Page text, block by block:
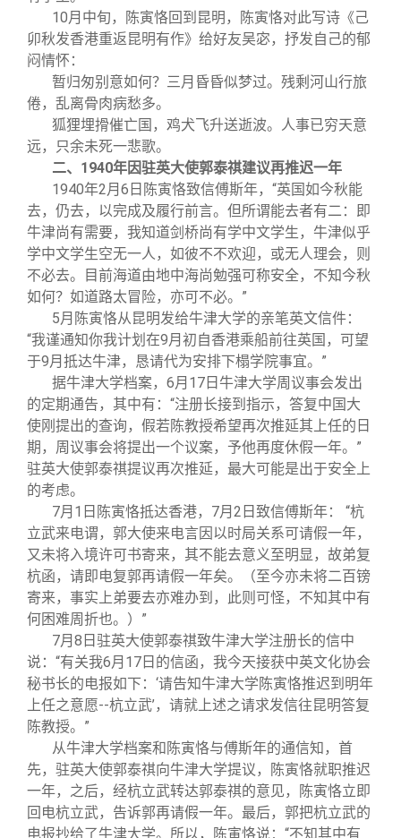
10月中旬，陈寅恪回到昆明，陈寅恪对此写诗《己
卯秋发香港重返昆明有作》给好友吴宓，抒发自己的郁
闷情怀：
暂归匆别意如何？三月昏昏似梦过。残剩河山行旅
倦，乱离骨肉病愁多。
狐狸埋搰催亡国，鸡犬飞升送逝波。人事已穷天意
远，只余未死一悲歌。
二、1940年因驻英大使郭泰祺建议再推迟一年
1940年2月6日陈寅恪致信傅斯年，“英国如今秋能
去，仍去，以完成及履行前言。但所谓能去者有二：即
牛津尚有需要，我知道剑桥尚有学中文学生，牛津似乎
学中文学生空无一人，如彼不不欢迎，或无人理会，则
不必去。目前海道由地中海尚勉强可称安全，不知今秋
如何？如道路太冒险，亦可不必。”
5月陈寅恪从昆明发给牛津大学的亲笔英文信件：
“我谨通知你我计划在9月初自香港乘船前往英国，可望
于9月抵达牛津，恳请代为安排下榻学院事宜。”
据牛津大学档案，6月17日牛津大学周议事会发出
的定期通告，其中有：“注册长接到指示，答复中国大
使刚提出的查询，假若陈教授希望再次推延其上任的日
期，周议事会将提出一个议案，予他再度休假一年。”
驻英大使郭泰祺提议再次推延，最大可能是出于安全上
的考虑。
7月1日陈寅恪抵达香港，7月2日致信傅斯年： “杭
立武来电谓，郭大使来电言因以时局关系可请假一年，
又未将入境许可书寄来，其不能去意义至明显，故弟复
杭函，请即电复郭再请假一年矣。（至今亦未将二百镑
寄来，事实上弟要去亦难办到，此则可怪，不知其中有
何困难周折也。）”
7月8日驻英大使郭泰祺致牛津大学注册长的信中
说：“有关我6月17日的信函，我今天接获中英文化协会
秘书长的电报如下：‘请告知牛津大学陈寅恪推迟到明年
上任之意愿--杭立武’，请就上述之请求发信往昆明答复
陈教授。”
从牛津大学档案和陈寅恪与傅斯年的通信知，首
先，驻英大使郭泰祺向牛津大学提议，陈寅恪就职推迟
一年，之后，经杭立武转达郭泰祺的意见，陈寅恪立即
回电杭立武，告诉郭再请假一年。最后，郭把杭立武的
电报抄给了牛津大学。所以，陈寅恪说：“不知其中有